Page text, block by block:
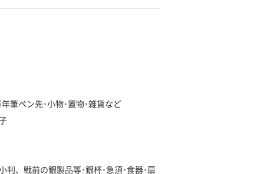
筆ペン先･小物･置物･雑貨など
判、戦前の銀製品等･銀杯･急須･食器･扇